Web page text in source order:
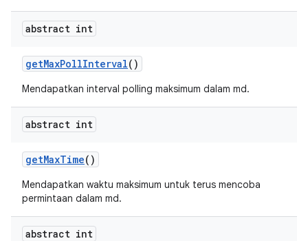
abstract int
getMaxPollInterval()
Mendapatkan interval polling maksimum dalam md.
abstract int
getMaxTime()
Mendapatkan waktu maksimum untuk terus mencoba
permintaan dalam md.
abstract int